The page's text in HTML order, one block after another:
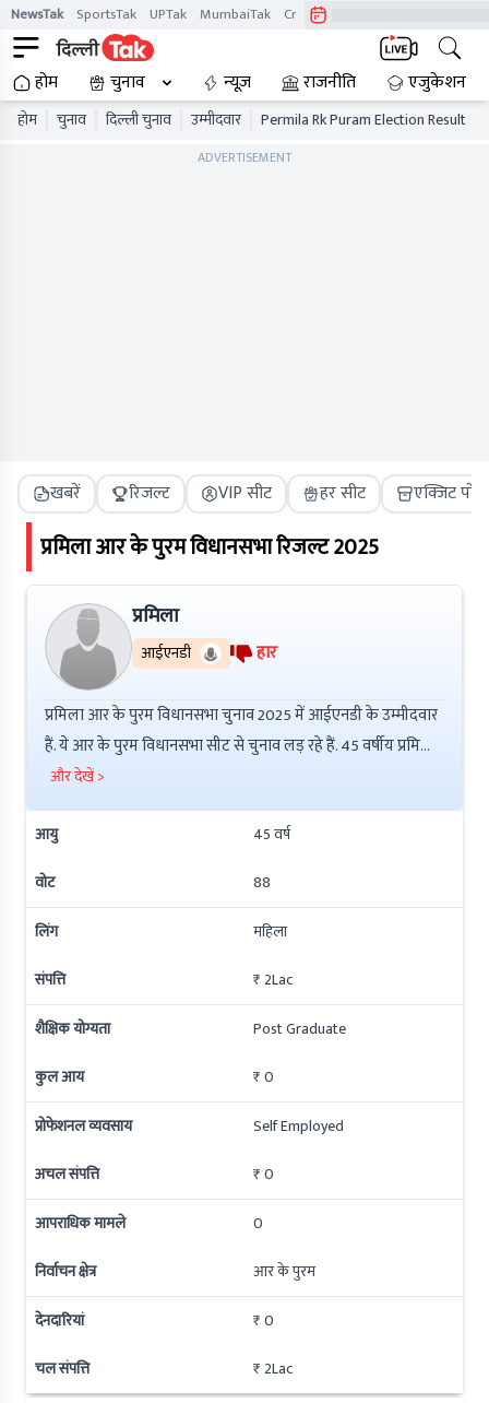
NewsTak SportsTak UPTak MumbaiTak CrimeTak
होम चुनाव न्यूज़ राजनीति एजुकेशन
होम चुनाव दिल्ली चुनाव उम्मीदवार Permila Rk Puram Election Result
ADVERTISEMENT
खबरें रिजल्ट VIP सीट हर सीट एक्जिट पोल
प्रमिलाआर के पुरमविधानसभा रिजल्ट2025
प्रमिला
आईएनडी हार
प्रमिला आर के पुरम विधानसभा चुनाव 2025 में आईएनडी के उम्मीदवार
हैं. ये आर के पुरम विधानसभा सीट से चुनाव लड़ रहे हैं. 45 वर्षीय प्रमिला
ने Post Graduate की है इनकी कुल संपत्ति ₹ 0 है. इनके ऊपर ₹ 0
की देनदारी है. इनके ऊपर आपराधिक मामले नहीं हैं.
और देखें >
आयु 45वर्ष
वोट
88
लिंग
महिला
संपत्ति
₹ 2Lac
शैक्षिक योग्यता
Post Graduate
कुल आय
₹ 0
प्रोफेशनल व्यवसाय
Self Employed
अचल संपत्ति
₹ 0
आपराधिक मामले
0
निर्वाचन क्षेत्र
आर के पुरम
देनदारियां
₹ 0
चल संपत्ति
₹ 2Lac